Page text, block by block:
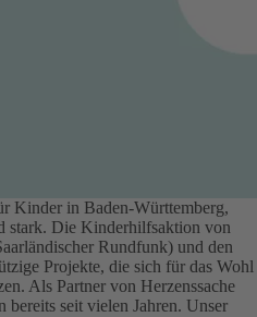
Kinder in Baden-Württemberg,
stark. Die Kinderhilfsaktion von
Rundfunk) und den
Projekte, die sich für das Wohl
Als Partner von Herzenssache
seit vielen Jahren. Unser